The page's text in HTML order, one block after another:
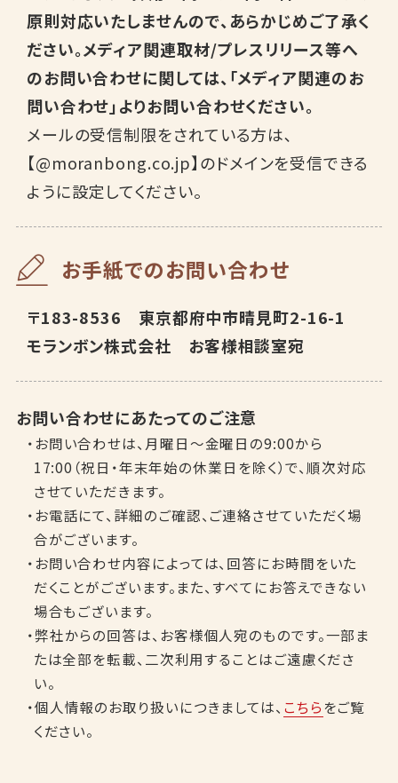
原則対応いたしませんので、あらかじめご了承く
ださい。メディア関連取材/プレスリリース等へ
のお問い合わせに関しては、「メディア関連のお
問い合わせ」よりお問い合わせください。
メールの受信制限をされている方は､
【@moranbong.co.jp】のドメインを受信できる
ように設定してください。
お手紙でのお問い合わせ
〒183-8536 東京都府中市晴見町2-16-1
モランボン株式会社 お客様相談室宛
お問い合わせにあたってのご注意
・お問い合わせは、月曜日～金曜日の9:00から
17:00（祝日・年末年始の休業日を除く）で、順次対応
させていただきます。
・お電話にて、詳細のご確認、ご連絡させていただく場
合がございます。
・お問い合わせ内容によっては、回答にお時間をいた
だくことがございます。また、すべてにお答えできない
場合もございます。
・弊社からの回答は、お客様個人宛のものです。一部ま
たは全部を転載、二次利用することはご遠慮くださ
い。
・個人情報のお取り扱いにつきましては、 こちら をご覧
ください。